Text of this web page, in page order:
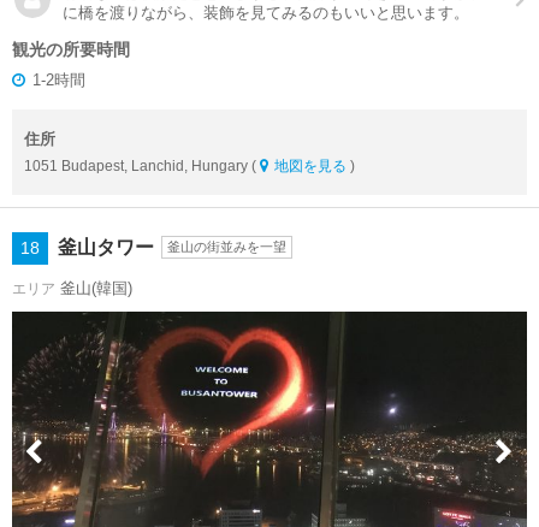
に橋を渡りながら、装飾を見てみるのもいいと思います。
観光の所要時間
1-2時間
住所
1051 Budapest, Lanchid, Hungary ( 地図を見る )
18 釜山タワー 釜山の街並みを一望
エリア 釜山(韓国)